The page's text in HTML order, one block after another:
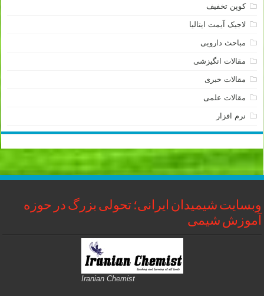
کوپن تخفیف
لاجیک آیمت ایتالیا
مباحث دارویی
مقالات انگیزشی
مقالات خبری
مقالات علمی
نرم افزار
وبسایت شیمیدان ایرانی؛ تحولی بزرگ در حوزه
آموزش شیمی
Iranian Chemist